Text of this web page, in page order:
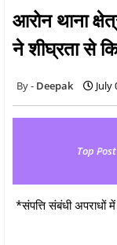
आरोन थाना
ने शीघ्रता से
Deepak July
Top
*संपत्ति संबंधी अपराधों में